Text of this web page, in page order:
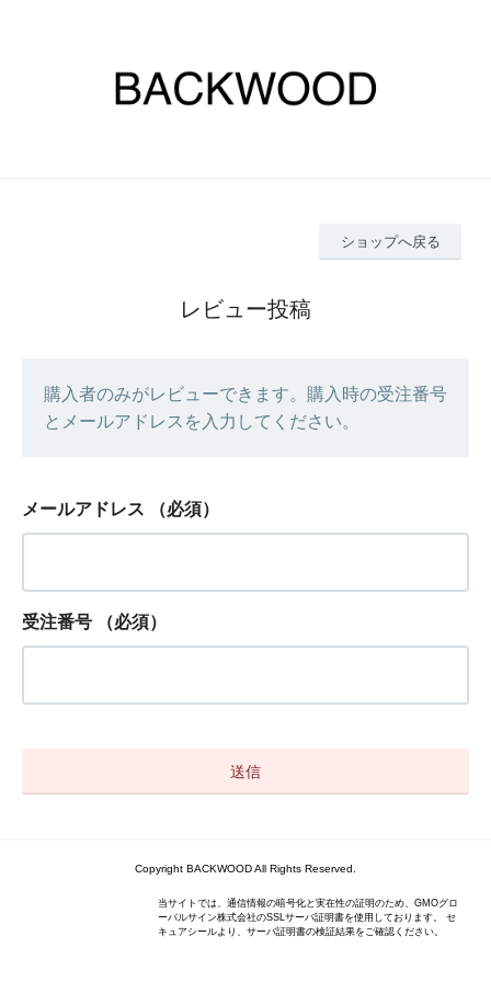
ショップへ戻る
レビュー投稿
購入者のみがレビューできます。購入時の受注番号
とメールアドレスを入力してください。
メールアドレス （必須）
受注番号 （必須）
Copyright BACKWOOD All Rights Reserved.
当サイトでは、通信情報の暗号化と実在性の証明のため、GMOグロ
ーバルサイン株式会社のSSLサーバ証明書を使用しております。 セ
キュアシールより、サーバ証明書の検証結果をご確認ください。